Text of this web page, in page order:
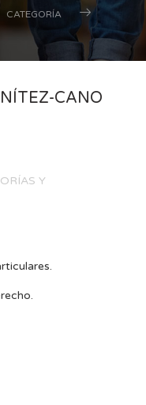
CATEGORÍA
CANO
Y